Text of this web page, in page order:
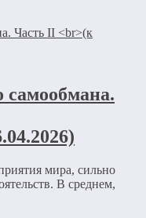
самообмана.
мира, сильно
В среднем,